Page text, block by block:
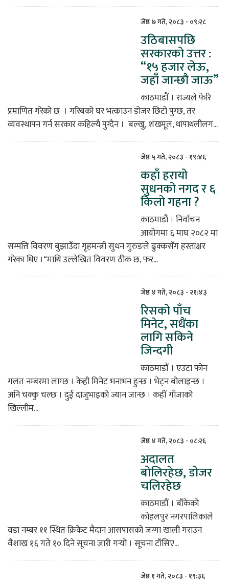
जेष्ठ ७ गते, २०८३ - ०९:२८
उठिबासपछि
सरकारको उत्तर :
“१५ हजार लेऊ,
जहाँ जान्छौ जाऊ”
काठमाडौं । राज्यले फेरि
प्रमाणित गरेको छ । गरिबको घर भत्काउन डोजर छिटो पुग्छ, तर
व्यवस्थापन गर्न सरकार कहिल्यै पुग्दैन । बल्खु, शंखमूल, थापाथलीलग...
जेष्ठ ५ गते, २०८३ - १९:४६
कहाँ हरायो
सुधनको नगद र ६
किलो गहना ?
काठमाडाैं । निर्वाचन
आयोगमा ६ माघ २०८२ मा
सम्पत्ति विवरण बुझाउँदा गृहमन्त्री सुधन गुरुङले ढुक्कसँग हस्ताक्षर
गरेका थिए ।“माथि उल्लेखित विवरण ठीक छ, फर...
जेष्ठ ४ गते, २०८३ - २१:४३
रिसको पाँच
मिनेट, सधैंका
लागि सकिने
जिन्दगी
काठमाडौं । एउटा फोन
गलत नम्बरमा लाग्छ । केही मिनेट भनाभन हुन्छ । भेट्न बोलाइन्छ ।
अनि चक्कु चल्छ । दुई दाजुभाइको ज्यान जान्छ । कहीं गाँजाको
खिल्लीम...
जेष्ठ ४ गते, २०८३ - ०८:२६
अदालत
बोलिरहेछ, डोजर
चलिरहेछ
काठमाडौं । बाँकेको
कोहलपुर नगरपालिकाले
वडा नम्बर ११ स्थित क्रिकेट मैदान आसपासको जग्गा खाली गराउन
वैशाख १६ गते १० दिने सूचना जारी गर्‍यो । सूचना टाँसिए...
जेष्ठ १ गते, २०८३ - १९:३६